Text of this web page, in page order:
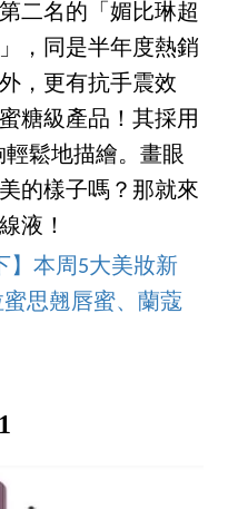
二名的「媚比琳超
，同是半年度熱銷
，更有抗手震效
糖級產品！其採用
輕鬆地描繪。畫眼
的樣子嗎？那就來
液！
】本周5大美妝新
思翹唇蜜、蘭蔻